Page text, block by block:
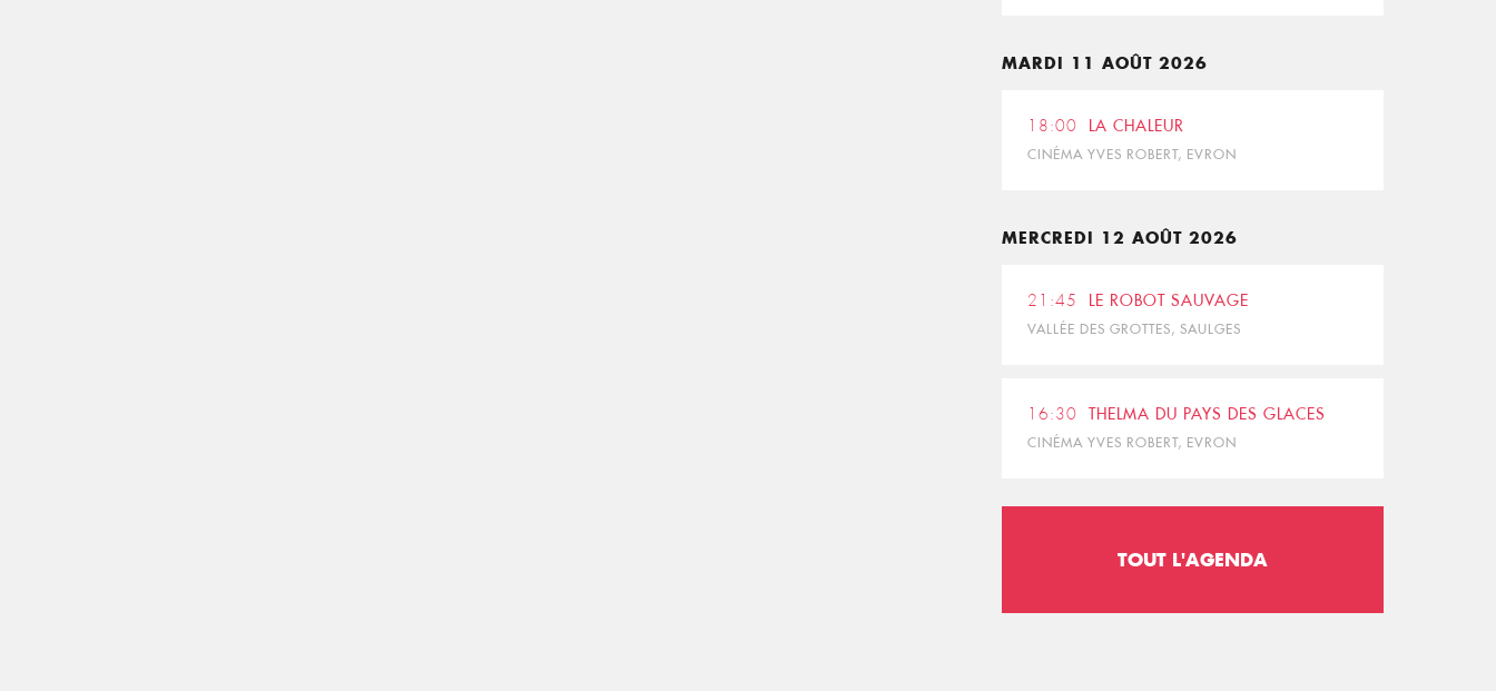
MARDI 11 AOÛT 2026
18:00 LA CHALEUR
CINÉMA YVES ROBERT, EVRON
MERCREDI 12 AOÛT 2026
21:45 LE ROBOT SAUVAGE
VALLÉE DES GROTTES, SAULGES
16:30 THELMA DU PAYS DES GLACES
CINÉMA YVES ROBERT, EVRON
TOUT L'AGENDA